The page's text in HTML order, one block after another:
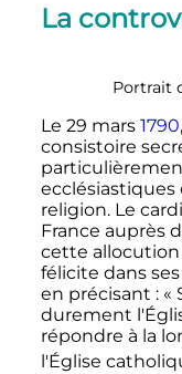
La
Portrait
Le 29 mars 1790
consistoire
religion. Le
France auprès
cette allocution
félicite dans
en précisant : «
durement
répondre à la
l'Église